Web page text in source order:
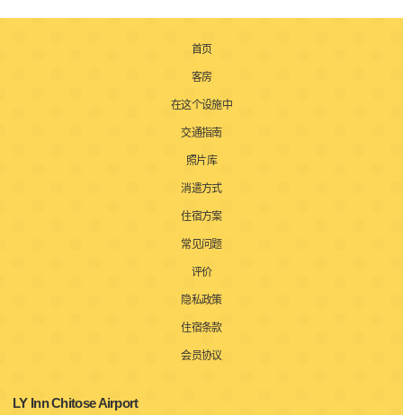
首页
客房
在这个设施中
交通指南
照片库
消遣方式
住宿方案
常见问题
评价
隐私政策
住宿条款
会员协议
LY Inn Chitose Airport